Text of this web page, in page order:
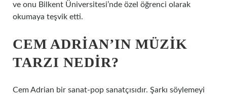
ve onu Bilkent Üniversitesi’nde özel öğrenci olarak
okumaya teşvik etti.
CEM ADRIAN’IN MÜZIK
TARZI NEDIR?
Cem Adrian bir sanat-pop sanatçısıdır. Şarkı söylemeyi